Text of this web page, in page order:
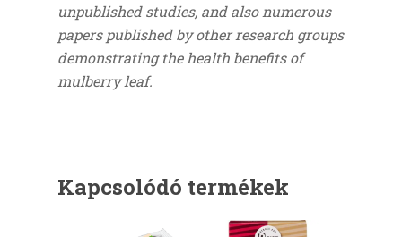
unpublished studies, and also numerous
papers published by other research groups
demonstrating the health benefits of
mulberry leaf.
Kapcsolódó termékek